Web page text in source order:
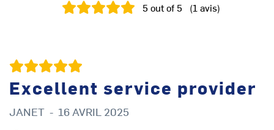
5out of 5 (1 avis)
Excellent service provider
JANET - 16 AVRIL 2025